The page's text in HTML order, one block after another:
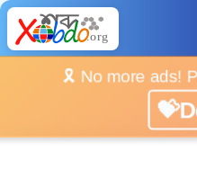
🎗️ No more ads!